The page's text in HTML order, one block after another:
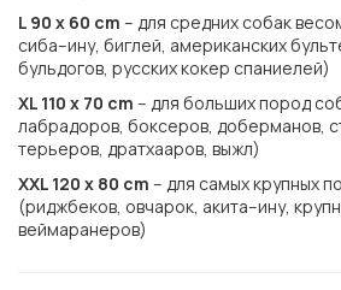
L 90 х 60 cm – для средних собак
сиба–ину, биглей, американских
бульдогов, русских кокер спаниелей)
XL 110 х 70 cm – для больших пород
лабрадоров, боксеров, доберманов,
терьеров, дратхааров, выжл)
XXL 120 х 80 cm – для самых крупных
(риджбеков, овчарок, акита–ину,
веймаранеров)